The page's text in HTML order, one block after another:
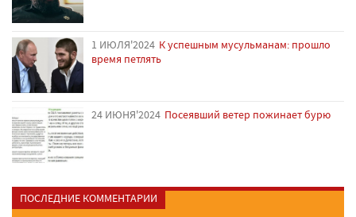
1 ИЮЛЯ'2024 К успешным мусульманам: прошло
время петлять
24 ИЮНЯ'2024 Посеявший ветер пожинает бурю
ПОСЛЕДНИЕ КОММЕНТАРИИ